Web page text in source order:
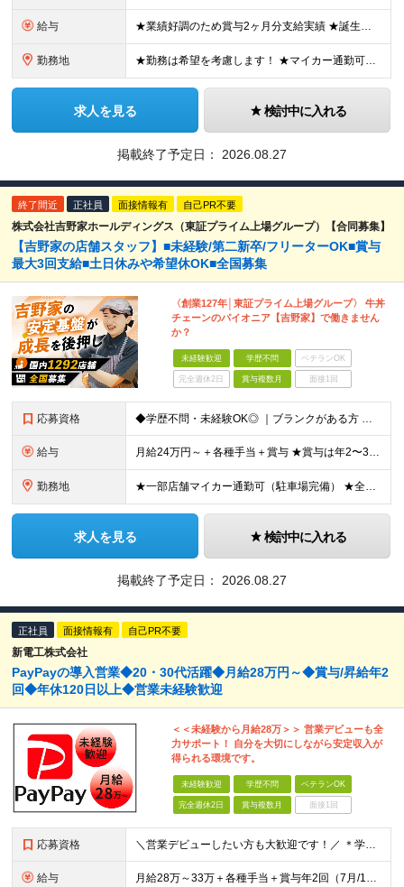
給与 ★業績好調のため賞与2ヶ月分支給実績 ★誕生日手当など手当充実 ★年2回昇給チャンス有＆入社1年で店長昇格可 ★残業代全額支給（1分単位で支給） ■月給24万円～36万円 ※残業代全額支給（1分単位
勤務地 ★勤務は希望を考慮します！ ★マイカー通勤可（駐車場完備） ★全国の各店舗で募集中！続々出店予定！ ～国内300店舗、47都道府県への展開を目標に出店中！～ ▼積極採用地域▼ ・中部（富山、石川、
求人を見る 検討中に入れる
掲載終了予定日： 2026.08.27
終了間近 正社員 面接情報有 自己PR不要
株式会社吉野家ホールディングス（東証プライム上場グループ）【合同募集】
【吉野家の店舗スタッフ】■未経験/第二新卒/フリーターOK■賞与
最大3回支給■土日休みや希望休OK■全国募集
〈創業127年│東証プライム上場グループ〉 牛丼
チェーンのパイオニア【吉野家】で働きません
か？
未経験歓迎 学歴不問 ベテランOK
完全週休2日 賞与複数月 面接1回
応募資格 ◆学歴不問・未経験OK◎ ｜ブランクがある方 ｜転職回数が気になる方 ｜飲食業界にチャレンジしたい方 ｜副業OK どんな方も大歓迎！「やってみたい」という気持ちがあればOKです◎
給与 月給24万円～＋各種手当＋賞与 ★賞与は年2〜3回支給 （7月・12月の年2回＋会社業績により2月に決算賞与あり） ★家賃1万円の格安寮や70%オフの食事補助により、毎月の支出を大幅に抑えられます。
勤務地 ★一部店舗マイカー通勤可（駐車場完備） ★全国の各店舗で募集中！続々出店予定！ ■首都圏エリア 埼玉、千葉、東京、神奈川、山梨 ■北日本エリア 北海道、青森、岩手、宮城、秋田、山形、福島、茨城、栃
求人を見る 検討中に入れる
掲載終了予定日： 2026.08.27
正社員 面接情報有 自己PR不要
新電工株式会社
PayPayの導入営業◆20・30代活躍◆月給28万円～◆賞与/昇給年2
回◆年休120日以上◆営業未経験歓迎
＜＜未経験から月給28万＞＞ 営業デビューも全
力サポート！ 自分を大切にしながら安定収入が
得られる環境です。
未経験歓迎 学歴不問 ベテランOK
完全週休2日 賞与複数月 面接1回
応募資格 ＼営業デビューしたい方も大歓迎です！／ ＊学歴不問 ＊未経験OK ★営業経験者は優遇します◎ ＼こんな方にオススメです◎／ ◆新しいことにワクワクできる方 ◆会社と一緒に成長していきたいと考えている
給与 月給28万～33万＋各種手当＋賞与年2回（7月/12月）＋インセンティブ └年2回の昇給で着実に給与アップを狙えます◎ ※経験・スキルを考慮の上、当社規定により優遇します。 ※試用期間6か月あり（資